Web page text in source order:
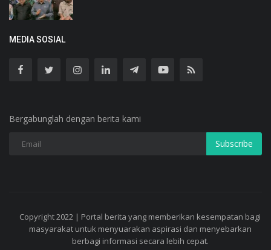
MEDIA SOSIAL
Bergabunglah dengan berita kami
Subscribe
Copyright 2022 | Portal berita yang memberikan kesempatan bagi
masyarakat untuk menyuarakan aspirasi dan menyebarkan
berbagi informasi secara lebih cepat.